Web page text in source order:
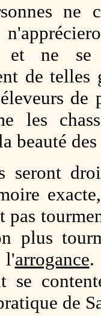
ne
et ne se
de telles
de
les
beauté
seront
pas
plus
l'arrogance.
se
de